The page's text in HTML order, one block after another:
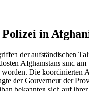
in
der aufständischen
Afghanistans sind am
worden. Die koordinierten
der Gouverneur der
bekannten sich auf ihrer